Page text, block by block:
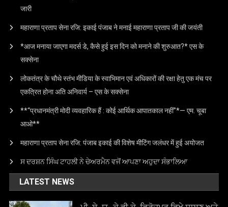
जारी
महाराणा प्रताप सेना रजि: इकाई पंजाब ने मनाई महाराणा प्रताप जी की जयंती
*आज मनाया जाएगा मदर्स डे, कैसे हुई इस दिन को मनाने की शुरुआत?* एस के
सक्सेना
लोकतंत्र के चौथे स्तंभ मीडिया के स्वाभिमान एवं अधिकारों की रक्षा हेतु एक मंच पर
एकत्रित होना अति अनिवार्य – एस के सक्सेना
**“प्रधानमंत्री मोदी व्यवहारिक हैं : कोई आर्थिक आपातकाल नहीं”*— एम. चूबा
आओ**
महाराणा प्रताप सेना रजि: पंजाब इकाई की विशेष मीटिंग जलंधर में हुई अयोजत
ਸ ਦਰਸ਼ਨ ਸਿੰਘ ਟਾਹਲੀ ਨੇ ਚੇਅਰਮੈਨ ਵਜੋਂ ਆਪਣਾ ਅਹੁਦਾ ਸੰਭਾਲਿਆ
LATEST NEWS